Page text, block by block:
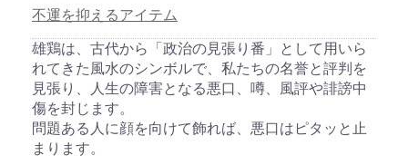
不運を抑えるアイテム
雄鶏は、古代から「政治の見張り番」として用いら
れてきた風水のシンボルで、私たちの名誉と評判を
見張り、人生の障害となる悪口、噂、風評や誹謗中
傷を封じます。
問題ある人に顔を向けて飾れば、悪口はピタッと止
まります。